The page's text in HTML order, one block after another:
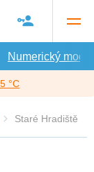
Numerický model
°C
Staré Hradiště